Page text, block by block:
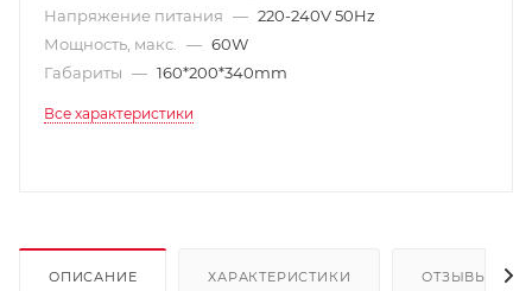
Напряжение питания — 220-240V 50Hz
Мощность, макс.
— 60W
Габариты — 160*200*340mm
Все характеристики
ОПИСАНИЕ ХАРАКТЕРИСТИКИ ОТЗЫВЫ